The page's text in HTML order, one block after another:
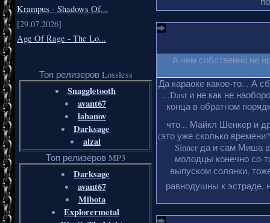
Krampus - Shadows Of...
[29.07.2026]
Age Of Rage - The Lo...
Топ релизеров Lossless
Snaggletooth
avant67
labanov
Darksage
alzal
Топ релизеров MP3
Darksage
avant67
Mibota
Explorermetal
А чем собственно не
Да караоке какое-то... А
...Dast и не как не
конца в обратном
что... Майкл Шенкер и
(это уже сколько
Sinner да и сам Миша
молодцы конечно со-
выпуском солянки,
равнодушны к эстраде,